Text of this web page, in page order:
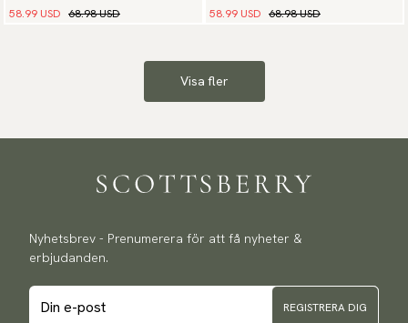
58.99 USD 68.98 USD
58.99 USD 68.98 USD
Visa fler
Nyhetsbrev - Prenumerera för att få nyheter &
erbjudanden.
REGISTRERA DIG